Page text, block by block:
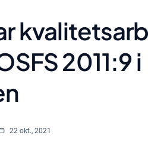
2011:9 i
22 okt., 2021